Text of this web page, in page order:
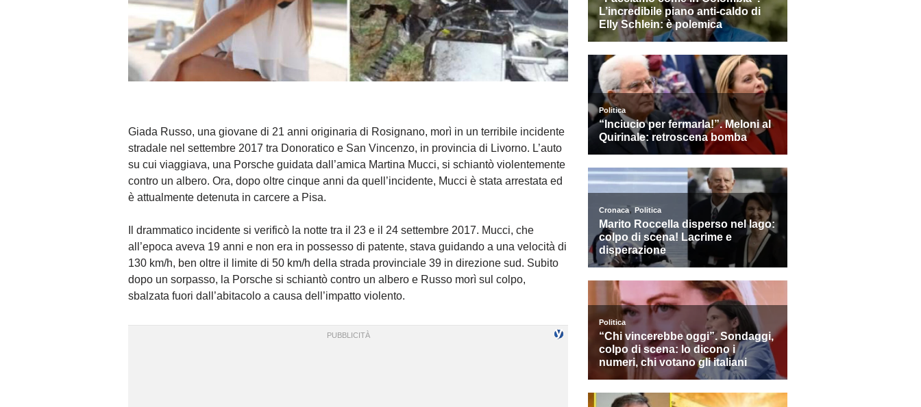
Giada Russo, una giovane di 21 anni originaria di Rosignano, morì in un terribile incidente
stradale nel settembre 2017 tra Donoratico e San Vincenzo, in provincia di Livorno. L’auto
su cui viaggiava, una Porsche guidata dall’amica Martina Mucci, si schiantò violentemente
contro un albero. Ora, dopo oltre cinque anni da quell’incidente, Mucci è stata arrestata ed
è attualmente detenuta in carcere a Pisa.
Il drammatico incidente si verificò la notte tra il 23 e il 24 settembre 2017. Mucci, che
all’epoca aveva 19 anni e non era in possesso di patente, stava guidando a una velocità di
130 km/h, ben oltre il limite di 50 km/h della strada provinciale 39 in direzione sud. Subito
dopo un sorpasso, la Porsche si schiantò contro un albero e Russo morì sul colpo,
sbalzata fuori dall’abitacolo a causa dell’impatto violento.